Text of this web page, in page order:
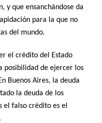
y que ensanchándose da
para la que no
del mundo.
el crédito del Estado
posibilidad de ejercer los
Buenos Aires, la deuda
la deuda de los
el falso crédito es el